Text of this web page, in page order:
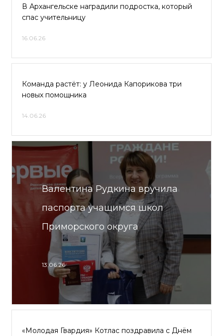
В Архангельске наградили подростка, который
спас учительницу
16.06.26
Команда растёт: у Леонида Капорикова три
новых помощника
14.06.26
Валентина Рудкина вручила
паспорта учащимся школ
Приморского округа
13.06.26
«Молодая Гвардия» Котлас поздравила с Днём